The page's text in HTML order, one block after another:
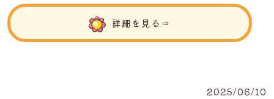
詳細を見る⇒
2025/06/10